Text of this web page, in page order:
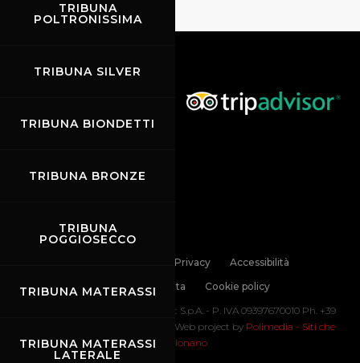
TRIBUNA
POLTRONISSIMA
TRIBUNA SILVER
TRIBUNA BIONDETTI
TRIBUNA BRONZE
TRIBUNA
POGGIOSECCO
TRIBUNA MATERASSI
TRIBUNA MATERASSI
LATERALE
Privacy
Accessibilità
Codice di Condotta
Cookie policy
2026 Mugello Circuit S.p.A. - P. IVA 09397670010 Ph. +39
0558499111- All Rights Reserved | Web project by Polimedia - Siti che
funzionano